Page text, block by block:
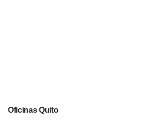
Oficinas Quito